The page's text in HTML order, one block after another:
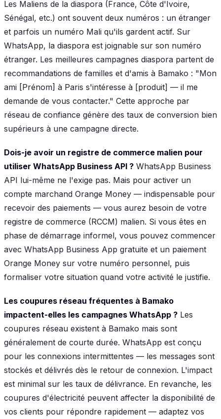
Les Maliens de la diaspora (France, Côte d'Ivoire,
Sénégal, etc.) ont souvent deux numéros : un étranger
et parfois un numéro Mali qu'ils gardent actif. Sur
WhatsApp, la diaspora est joignable sur son numéro
étranger. Les meilleures campagnes diaspora partent de
recommandations de familles et d'amis à Bamako : "Mon
ami [Prénom] à Paris s'intéresse à [produit] — il me
demande de vous contacter." Cette approche par
réseau de confiance génère des taux de conversion bien
supérieurs à une campagne directe.
Dois-je avoir un registre de commerce malien pour
utiliser WhatsApp Business API ? WhatsApp Business
API lui-même ne l'exige pas. Mais pour activer un
compte marchand Orange Money — indispensable pour
recevoir des paiements — vous aurez besoin de votre
registre de commerce (RCCM) malien. Si vous êtes en
phase de démarrage informel, vous pouvez commencer
avec WhatsApp Business App gratuite et un paiement
Orange Money sur votre numéro personnel, puis
formaliser votre situation quand votre activité le justifie.
Les coupures réseau fréquentes à Bamako
impactent-elles les campagnes WhatsApp ? Les
coupures réseau existent à Bamako mais sont
généralement de courte durée. WhatsApp est conçu
pour les connexions intermittentes — les messages sont
stockés et délivrés dès le retour de connexion. L'impact
est minimal sur les taux de délivrance. En revanche, les
coupures d'électricité peuvent affecter la disponibilité de
vos clients pour répondre rapidement — adaptez vos